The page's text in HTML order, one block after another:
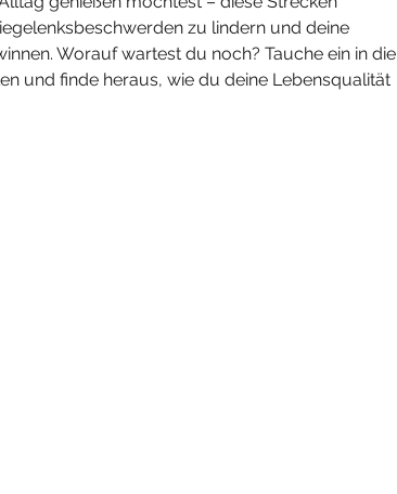
zu lindern und deine
Worauf wartest du noch? Tauche ein in die
und finde heraus, wie du deine Lebensqualität